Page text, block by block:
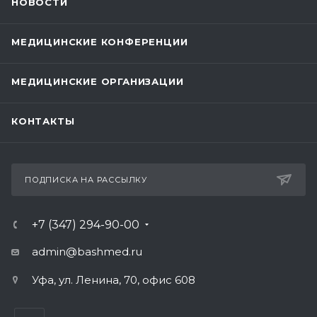
МЕДИЦИНСКИЕ КОНФЕРЕНЦИИ
МЕДИЦИНСКИЕ ОРГАНИЗАЦИИ
КОНТАКТЫ
ПОДПИСКА НА РАССЫЛКУ
+7 (347) 294-90-00
admin@bashmed.ru
Уфа, ул. Ленина, 70, офис 608